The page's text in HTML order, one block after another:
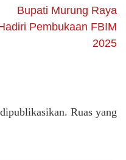
Bupati Murung Raya
Pembukaan FBIM
2025
Ruas yang